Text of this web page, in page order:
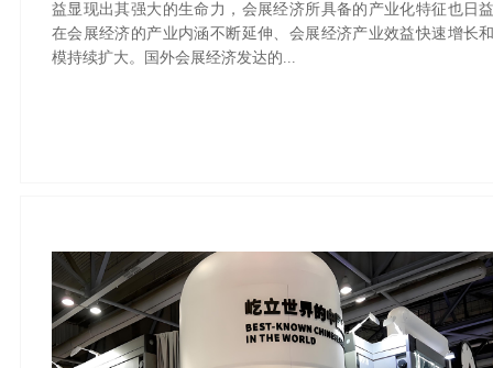
益显现出其强大的生命力，会展经济所具备的产业化特征也日
在会展经济的产业内涵不断延伸、会展经济产业效益快速增长
模持续扩大。国外会展经济发达的...